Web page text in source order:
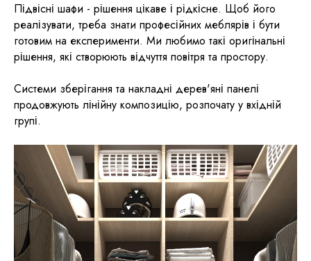
Підвісні шафи - рішення цікаве і рідкісне. Щоб його
реалізувати, треба знати професійних меблярів і бути
готовим на експерименти. Ми любимо такі оригінальні
рішення, які створюють відчуття повітря та простору.
Системи зберігання та накладні дерев'яні панелі
продовжують лінійну композицію, розпочату у вхідній
групі.